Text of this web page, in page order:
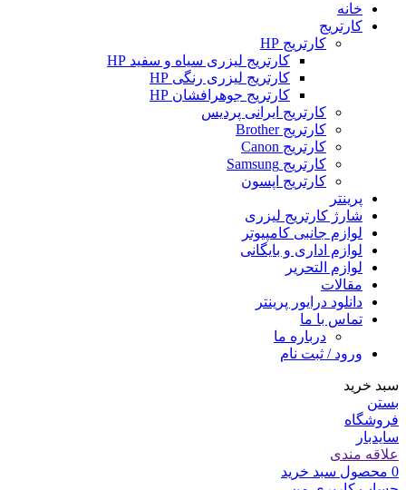
خانه
کارتریج
کارتریج HP
کارتریج لیزری سیاه و سفید HP
کارتریج لیزری رنگی HP
کارتریج جوهرافشان HP
کارتریج ایرانی پردیس
کارتریج Brother
کارتریج Canon
کارتریج Samsung
کارتریج اپسون
پرینتر
شارژ کارتریج لیزری
لوازم جانبی کامپیوتر
لوازم اداری و بایگانی
لوازم التحریر
مقالات
دانلود درایور پرینتر
تماس با ما
درباره ما
ورود / ثبت نام
سبد خرید
بستن
فروشگاه
سایدبار
علاقه مندی
0 محصول سبد خرید